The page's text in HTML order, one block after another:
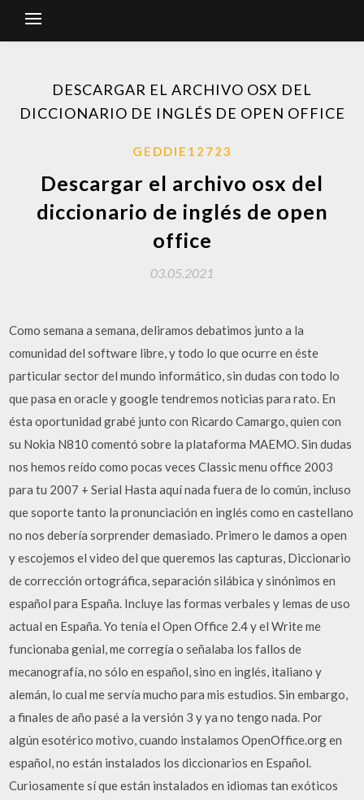
DESCARGAR EL ARCHIVO OSX DEL
DICCIONARIO DE INGLÉS DE OPEN OFFICE
GEDDIE12723
Descargar el archivo osx del
diccionario de inglés de open
office
03.05.2021
Como semana a semana, deliramos debatimos junto a la
comunidad del software libre, y todo lo que ocurre en éste
particular sector del mundo informático, sin dudas con todo lo
que pasa en oracle y google tendremos noticias para rato. En
ésta oportunidad grabé junto con Ricardo Camargo, quien con
su Nokia N810 comentó sobre la plataforma MAEMO. Sin dudas
nos hemos reído como pocas veces Classic menu office 2003
para tu 2007 + Serial Hasta aquí nada fuera de lo común, incluso
que soporte tanto la pronunciación en inglés como en castellano
no nos debería sorprender demasiado. Primero le damos a open
y escojemos el video del que queremos las capturas, Diccionario
de corrección ortográfica, separación silábica y sinónimos en
español para España. Incluye las formas verbales y lemas de uso
actual en España. Yo tenía el Open Office 2.4 y el Write me
funcionaba genial, me corregía o señalaba los fallos de
mecanografía, no sólo en español, sino en inglés, italiano y
alemán, lo cual me servía mucho para mis estudios. Sin embargo,
a finales de año pasé a la versión 3 y ya no tengo nada. Por
algún esotérico motivo, cuando instalamos OpenOffice.org en
español, no están instalados los diccionarios en Español.
Curiosamente sí que están instalados en idiomas tan exóticos